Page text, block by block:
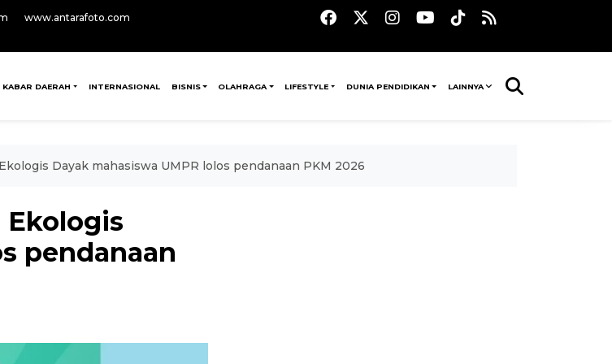
www.antarafoto.com
KABAR DAERAH INTERNASIONAL BISNIS OLAHRAGA LIFESTYLE DUNIA PENDIDIKAN LAINNYA
Dayak mahasiswa UMPR lolos pendanaan PKM 2026
Ekologis
pendanaan